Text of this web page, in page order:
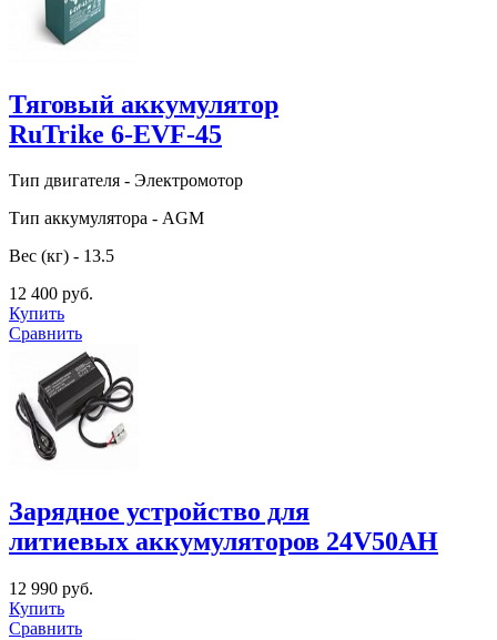
Тяговый аккумулятор
RuTrike 6-EVF-45
Тип двигателя - Электромотор
Тип аккумулятора - AGM
Вес (кг) - 13.5
12 400 руб.
Купить
Сравнить
Зарядное устройство для
литиевых аккумуляторов 24V50AH
12 990 руб.
Купить
Сравнить